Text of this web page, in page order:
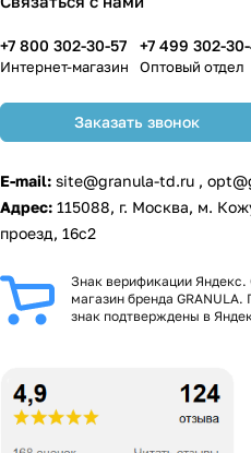
+7 800 302-30-57
Интернет-магазин
+7 499 302-
Оптовый отдел
Заказать звонок
E-mail: site@granula-td.ru ,
Адрес: 115088, г. Москва, м.
проезд, 16с2
Знак верификации
магазин бренда
знак подтверждены в